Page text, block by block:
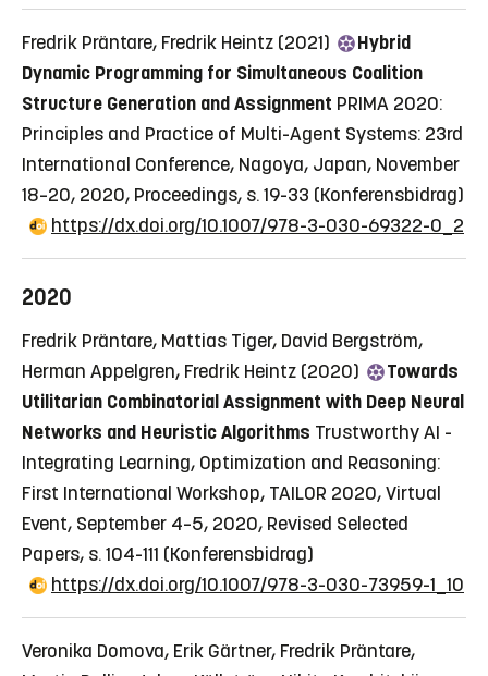
Fredrik Präntare, Fredrik Heintz (2021)
Hybrid
Dynamic Programming for Simultaneous Coalition
Structure Generation and Assignment PRIMA 2020:
Principles and Practice of Multi-Agent Systems: 23rd
International Conference, Nagoya, Japan, November
18–20, 2020, Proceedings, s. 19-33 (Konferensbidrag)
https://dx.doi.org/10.1007/978-3-030-69322-0_2
2020
Fredrik Präntare, Mattias Tiger, David Bergström,
Herman Appelgren, Fredrik Heintz (2020)
Towards
Utilitarian Combinatorial Assignment with Deep Neural
Networks and Heuristic Algorithms Trustworthy AI -
Integrating Learning, Optimization and Reasoning:
First International Workshop, TAILOR 2020, Virtual
Event, September 4–5, 2020, Revised Selected
Papers, s. 104-111 (Konferensbidrag)
https://dx.doi.org/10.1007/978-3-030-73959-1_10
Veronika Domova, Erik Gärtner, Fredrik Präntare,